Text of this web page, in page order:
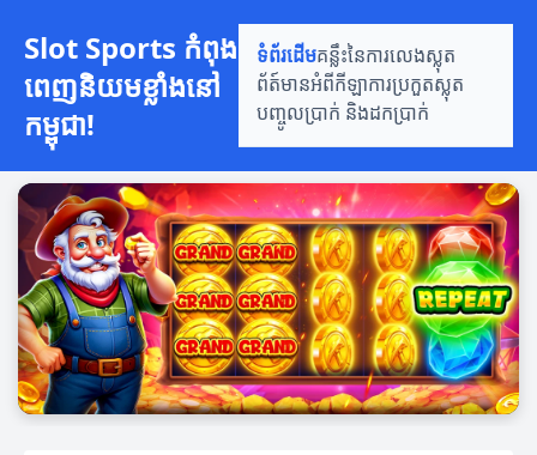
Slot Sports កំពុង
ពេញនិយមខ្លាំងនៅ
កម្ពុជា!
ទំព័រដើមគន្លឹះនៃការលេងស្លុត
ព័ត៍មានអំពីកីឡាការប្រកួតស្លុត
បញ្ចូលប្រាក់ និងដកប្រាក់